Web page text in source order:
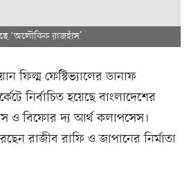
‘অলৌকিক রাজহাঁস’
ফিল্ম ফেস্টিভ্যালের ডানাফ
নির্বাচিত হয়েছে বাংলাদেশের
ও বিফোর দ্য আর্থ কলাপসেস।
রাজীব রাফি ও জাপানের নির্মাতা